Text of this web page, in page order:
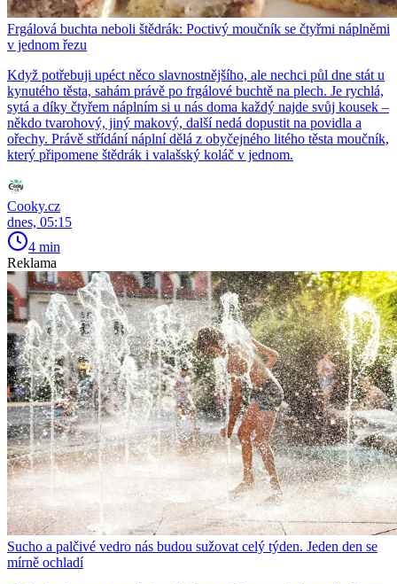
Frgálová buchta neboli štědrák: Poctivý moučník se čtyřmi náplněmi
v jednom řezu
Když potřebuji upéct něco slavnostnějšího, ale nechci půl dne stát u
kynutého těsta, sahám právě po frgálové buchtě na plech. Je rychlá,
sytá a díky čtyřem náplním si u nás doma každý najde svůj kousek –
někdo tvarohový, jiný makový, další nedá dopustit na povidla a
ořechy. Právě střídání náplní dělá z obyčejného litého těsta moučník,
který připomene štědrák i valašský koláč v jednom.
Cooky.cz
dnes, 05:15
4 min
Reklama
Sucho a palčivé vedro nás budou sužovat celý týden. Jeden den se
mírně ochladí